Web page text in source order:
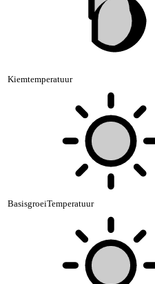
Kiemtemperatuur
BasisgroeiTemperatuur